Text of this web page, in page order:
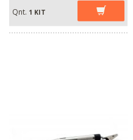
Qnt. 1 KIT